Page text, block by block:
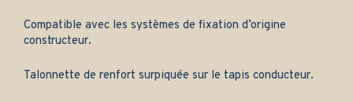
Compatible avec les systèmes de fixation d’origine
constructeur.
Talonnette de renfort surpiquée sur le tapis conducteur.